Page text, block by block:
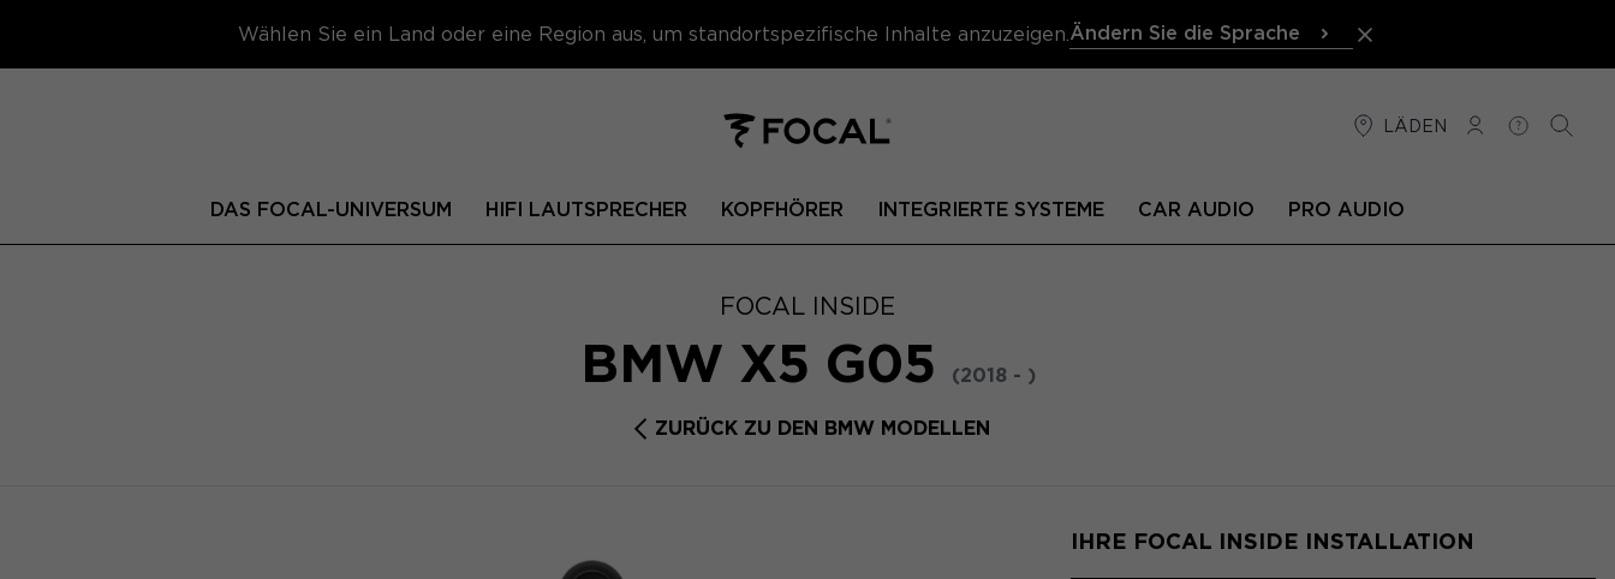
Wählen Sie ein Land oder eine Region aus, um standortspezifische Inhalte anzuzeigen. Ändern Sie die Sprache
LÄDEN
VERBINDUNG
HILFE
DAS FOCAL-UNIVERSUM HIFI LAUTSPRECHER KOPFHÖRER INTEGRIERTE SYSTEME CAR AUDIO PRO AUDIO
FOCAL INSIDE
BMW X5 G05 (2018 - )
ZURÜCK ZU DEN BMW MODELLEN
IHRE FOCAL INSIDE INSTALLATION